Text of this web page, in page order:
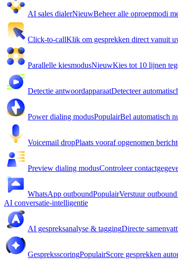
AI sales dialerNieuwBeheer alle oproepmodi
Click-to-callKlik om gesprekken direct vanuit
Parallelle kiesmodusNieuwKies tot 10 lijnen
Detectie antwoordapparaatDetecteer
Power dialing modusPopulairBel automatisch
Voicemail dropPlaats vooraf opgenomen
Preview dialing modusControleer
WhatsApp outboundPopulairVerstuur
AI conversatie-intelligentie
AI gespreksanalyse & taggingDirecte
GespreksscoringPopulairScore gesprekken